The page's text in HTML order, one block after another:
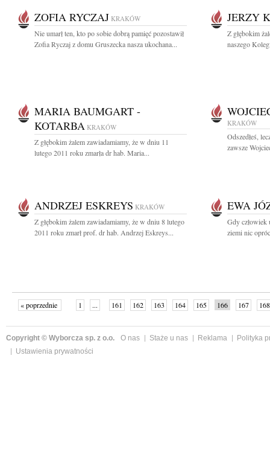
ZOFIA RYCZAJ KRAKÓW
Nie umarł ten, kto po sobie dobrą pamięć pozostawił
Zofia Ryczaj z domu Gruszecka nasza ukochana...
JERZY
Z głębokim
naszego
MARIA BAUMGART -
KOTARBA KRAKÓW
Z głębokim żalem zawiadamiamy, że w dniu 11
lutego 2011 roku zmarła dr hab. Maria...
KRAKÓW
Odszedłeś,
zawsze
ANDRZEJ ESKREYS KRAKÓW
Z głębokim żalem zawiadamiamy, że w dniu 8 lutego
2011 roku zmarł prof. dr hab. Andrzej Eskreys...
EWA
Gdy człowiek
ziemi nic
« poprzednie 1 ... 161 162 163 164 165 166 167
168
Copyright © Wyborcza sp. z o.o. O nas Staże u nas Reklama
Polityka
Ustawienia prywatności